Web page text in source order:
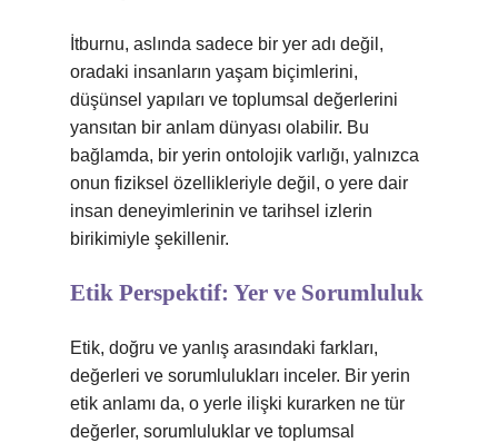
İtburnu, aslında sadece bir yer adı değil,
oradaki insanların yaşam biçimlerini,
düşünsel yapıları ve toplumsal değerlerini
yansıtan bir anlam dünyası olabilir. Bu
bağlamda, bir yerin ontolojik varlığı, yalnızca
onun fiziksel özellikleriyle değil, o yere dair
insan deneyimlerinin ve tarihsel izlerin
birikimiyle şekillenir.
Etik Perspektif: Yer ve Sorumluluk
Etik, doğru ve yanlış arasındaki farkları,
değerleri ve sorumlulukları inceler. Bir yerin
etik anlamı da, o yerle ilişki kurarken ne tür
değerler, sorumluluklar ve toplumsal